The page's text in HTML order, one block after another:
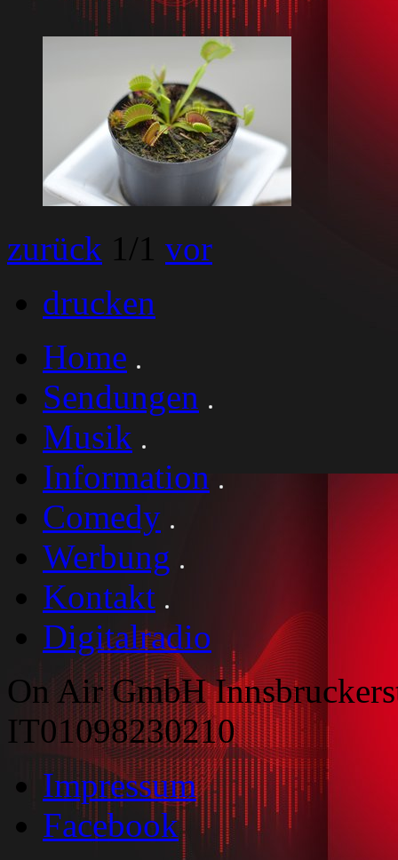
zurück 1 /1 vor
drucken
Home
Sendungen
Musik
Information
Comedy
Werbung
Kontakt
Digitalradio
On Air GmbH
IT01098230210
Impressum
Facebook